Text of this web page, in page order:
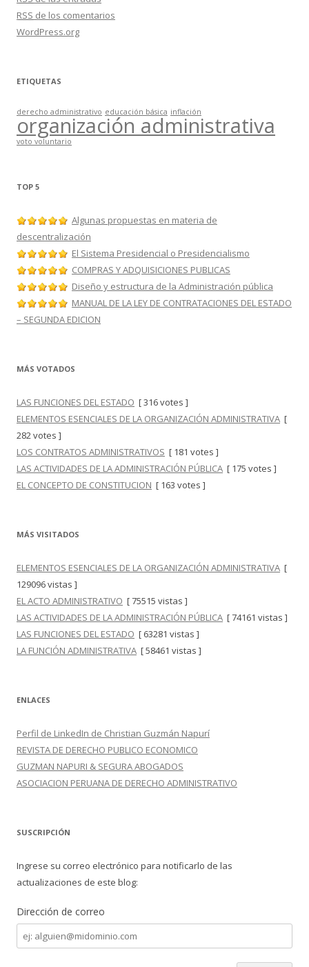
RSS de los comentarios
WordPress.org
ETIQUETAS
derecho administrativo educación básica inflación
organización administrativa
voto voluntario
TOP 5
Algunas propuestas en materia de
descentralización
El Sistema Presidencial o Presidencialismo
COMPRAS Y ADQUISICIONES PUBLICAS
Diseño y estructura de la Administración pública
MANUAL DE LA LEY DE CONTRATACIONES DEL ESTADO
– SEGUNDA EDICION
MÁS VOTADOS
LAS FUNCIONES DEL ESTADO [ 316 votes ]
ELEMENTOS ESENCIALES DE LA ORGANIZACIÓN ADMINISTRATIVA [
282 votes ]
LOS CONTRATOS ADMINISTRATIVOS [ 181 votes ]
LAS ACTIVIDADES DE LA ADMINISTRACIÓN PÚBLICA [ 175 votes ]
EL CONCEPTO DE CONSTITUCION [ 163 votes ]
MÁS VISITADOS
ELEMENTOS ESENCIALES DE LA ORGANIZACIÓN ADMINISTRATIVA [
129096 vistas ]
EL ACTO ADMINISTRATIVO [ 75515 vistas ]
LAS ACTIVIDADES DE LA ADMINISTRACIÓN PÚBLICA [ 74161 vistas ]
LAS FUNCIONES DEL ESTADO [ 63281 vistas ]
LA FUNCIÓN ADMINISTRATIVA [ 58461 vistas ]
ENLACES
Perfil de LinkedIn de Christian Guzmán Napurí
REVISTA DE DERECHO PUBLICO ECONOMICO
GUZMAN NAPURI & SEGURA ABOGADOS
ASOCIACION PERUANA DE DERECHO ADMINISTRATIVO
SUSCRIPCIÓN
Ingrese su correo electrónico para notificarlo de las
actualizaciones de este blog:
Dirección de correo
Dirección
de
correo